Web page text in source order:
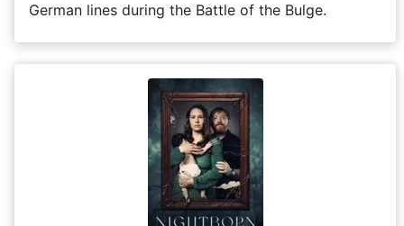
German lines during the Battle of the Bulge.